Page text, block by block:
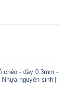
chéo - dày 0.3mm -
nguyên sinh |